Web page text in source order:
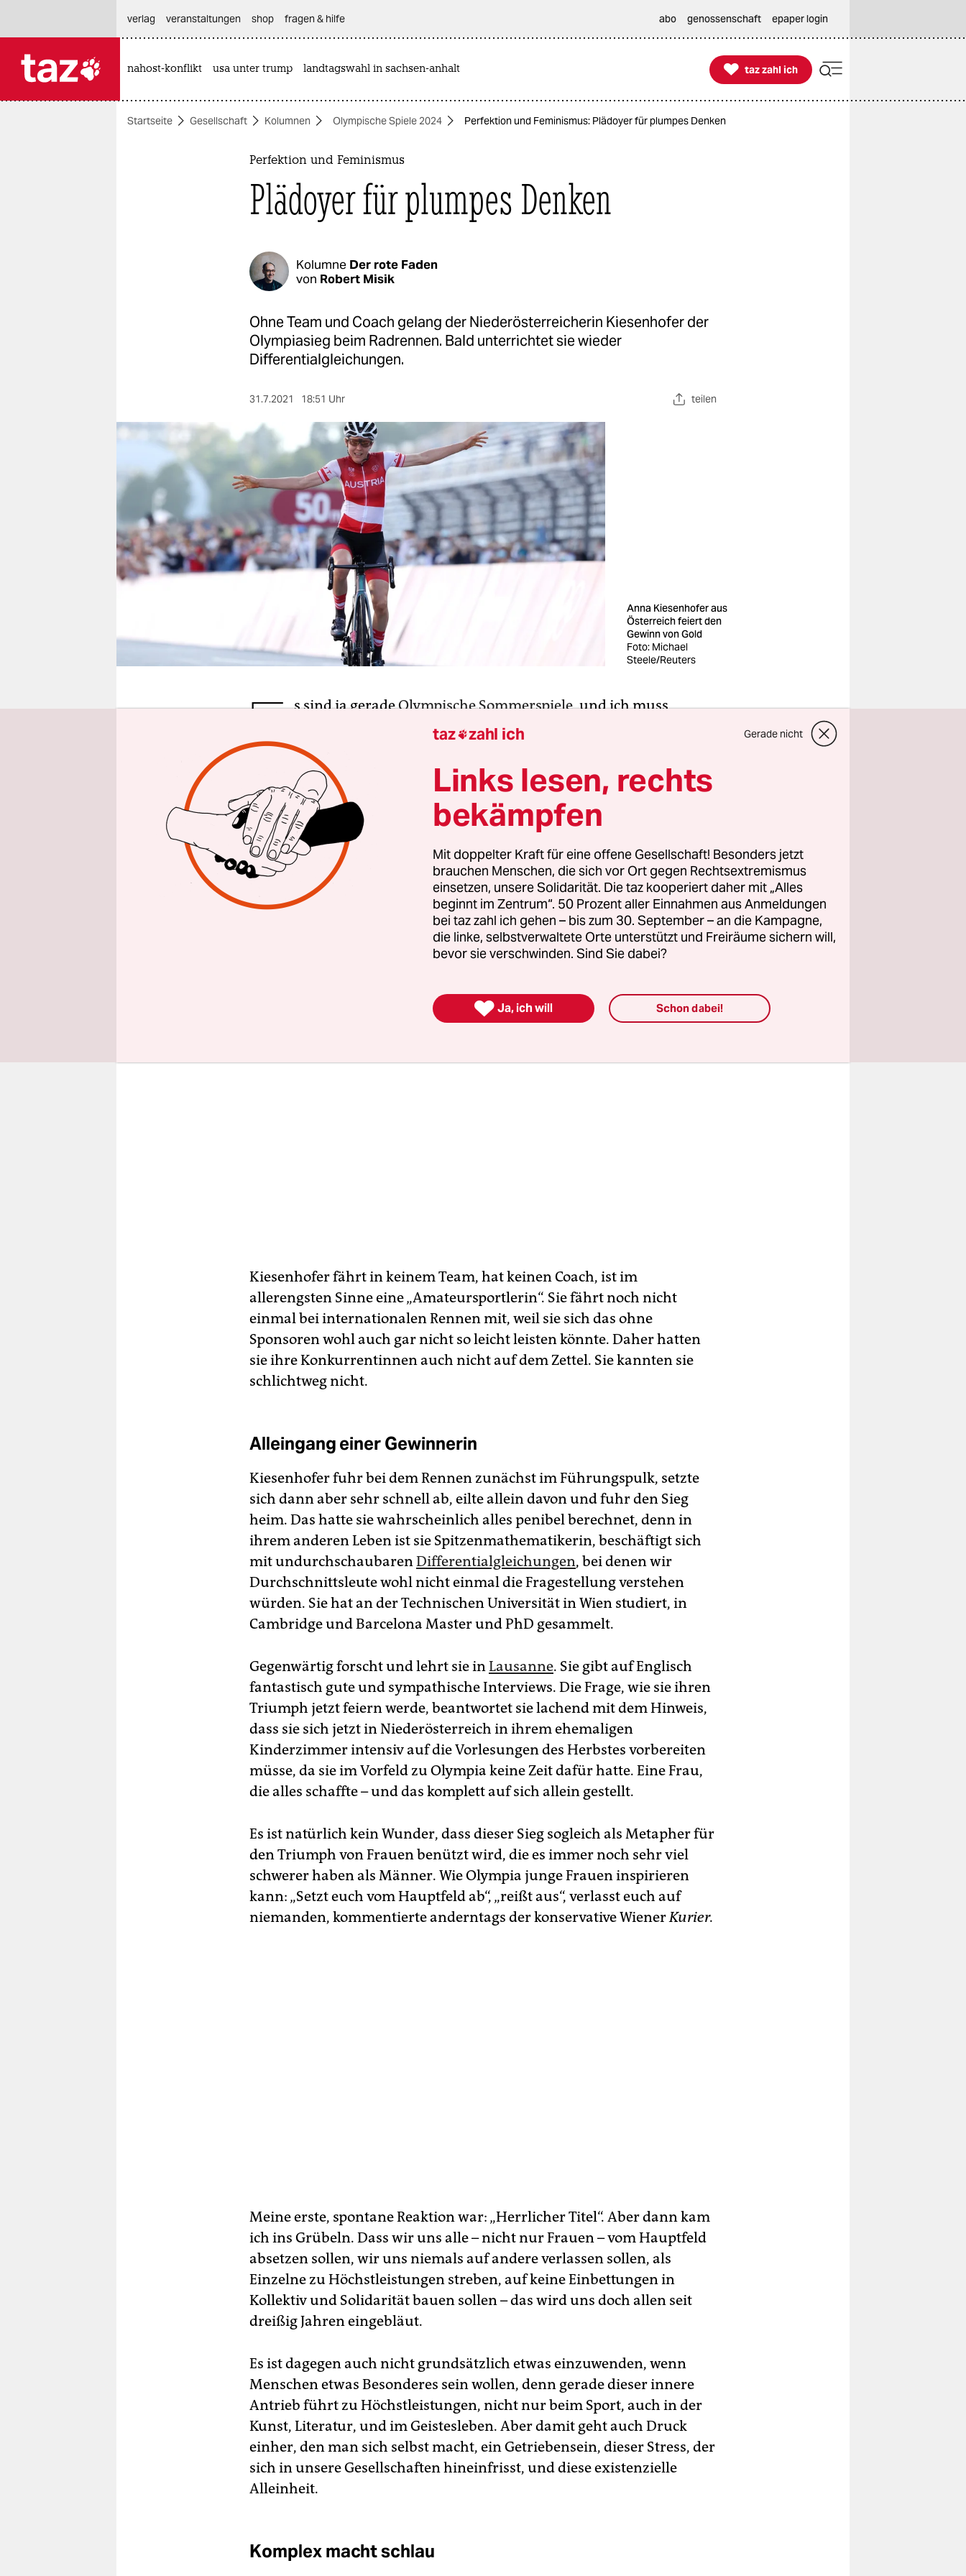
themen
verlag
veranstaltungen
fragen & hilfe
unterstützen
epaper login
verlag
veranstaltungen shop fragen & hilfe abo genossenschaft epaper login
nahost-konflikt usa unter trump landtagswahl in sachsen-anhalt 
taz zahl ich
taz zahl ich
Startseite Gesellschaft Kolumnen Olympische Spiele 2024 Perfektion und Feminismus: Plädoyer für plumpes Denken
Perfektion und Feminismus
Plädoyer für plumpes Denken
Kolumne Der rote Faden
von Robert Misik
Ohne Team und Coach gelang der Niederösterreicherin Kiesenhofer der
Olympiasieg beim Radrennen. Bald unterrichtet sie wieder
Differentialgleichungen.
31.7.2021 18:51 Uhr teilen
Anna Kiesenhofer aus
Österreich feiert den
Gewinn von Gold
Foto: Michael
Steele/Reuters
E s sind ja geradeOlympische Sommerspiele, und ich muss
gestehen, dass mich das nicht sonderlich elektrisiert, was aber
an Sportarten wie Tauziehen, Pistolenschießen, Dressurreiten
oder Golf liegt. So erfuhr ich von der Existenz
Anna Kiesenhofers
mit
ihrem fulminanten Ritt zum Olympiagold im Fahrradstraßenrennen
erst, nachdem es schon – nun ja, die Metapher hinkt etwas – „gelaufen“
war.
Kiesenhofer ist 30 Jahre alt, stammt aus Niederösterreich und ist schon
eine extrem bemerkenswerte Person. Wahrscheinlich ist sie auch ein
wenig ein Nerd. Es sind ja gerade Olympische Sommerspiele, und ich
muss gestehen, dass mich das nicht sonderlich elektrisiert, was aber
an Sportarten wie Tauziehen, Pistolenschießen, Dressurreiten oder
Kiesenhofer fährt in keinem Team, hat keinen Coach, ist im
allerengsten Sinne eine „Amateursportlerin“. Sie fährt noch nicht
einmal bei internationalen Rennen mit, weil sie sich das ohne
Sponsoren wohl auch gar nicht so leicht leisten könnte. Daher hatten
sie ihre Konkurrentinnen auch nicht auf dem Zettel. Sie kannten sie
schlichtweg nicht.
Alleingang einer Gewinnerin
Kiesenhofer fuhr bei dem Rennen zunächst im Führungspulk, setzte
sich dann aber sehr schnell ab, eilte allein davon und fuhr den Sieg
heim. Das hatte sie wahrscheinlich alles penibel berechnet, denn in
ihrem anderen Leben ist sie Spitzenmathematikerin, beschäftigt sich
mit undurchschaubarenDifferentialgleichungen, bei denen wir
Durchschnittsleute wohl nicht einmal die Fragestellung verstehen
würden. Sie hat an der Technischen Universität in Wien studiert, in
Cambridge und Barcelona Master und PhD gesammelt.
Gegenwärtig forscht und lehrt sie inLausanne. Sie gibt auf Englisch
fantastisch gute und sympathische Interviews. Die Frage, wie sie ihren
Triumph jetzt feiern werde, beantwortet sie lachend mit dem Hinweis,
dass sie sich jetzt in Niederösterreich in ihrem ehemaligen
Kinderzimmer intensiv auf die Vorlesungen des Herbstes vorbereiten
müsse, da sie im Vorfeld zu Olympia keine Zeit dafür hatte. Eine Frau,
die alles schaffte – und das komplett auf sich allein gestellt.
Es ist natürlich kein Wunder, dass dieser Sieg sogleich als Metapher für
den Triumph von Frauen benützt wird, die es immer noch sehr viel
schwerer haben als Männer. Wie Olympia junge Frauen inspirieren
kann: „Setzt euch vom Hauptfeld ab“, „reißt aus“, verlasst euch auf
niemanden, kommentierte anderntags der konservative WienerKurier.
Meine erste, spontane Reaktion war: „Herrlicher Titel“. Aber dann kam
ich ins Grübeln. Dass wir uns alle – nicht nur Frauen – vom Hauptfeld
absetzen sollen, wir uns niemals auf andere verlassen sollen, als
Einzelne zu Höchstleistungen streben, auf keine Einbettungen in
Kollektiv und Solidarität bauen sollen – das wird uns doch allen seit
dreißig Jahren eingebläut.
Es ist dagegen auch nicht grundsätzlich etwas einzuwenden, wenn
Menschen etwas Besonderes sein wollen, denn gerade dieser innere
Antrieb führt zu Höchstleistungen, nicht nur beim Sport, auch in der
Kunst, Literatur, und im Geistesleben. Aber damit geht auch Druck
einher, den man sich selbst macht, ein Getriebensein, dieser Stress, der
sich in unsere Gesellschaften hineinfrisst, und diese existenzielle
Alleinheit.
Komplex macht schlau
taz zahl ich Gerade nicht
Links lesen, rechts
bekämpfen
Mit doppelter Kraft für eine offene Gesellschaft! Besonders jetzt
brauchen Menschen, die sich vor Ort gegen Rechtsextremismus
einsetzen, unsere Solidarität. Die taz kooperiert daher mit „Alles
beginnt im Zentrum“. 50 Prozent aller Einnahmen aus Anmeldungen
bei taz zahl ich gehen – bis zum 30. September – an die Kampagne,
die linke, selbstverwaltete Orte unterstützt und Freiräume sichern will,
bevor sie verschwinden. Sind Sie dabei?
 Ja, ich will Schon dabei!